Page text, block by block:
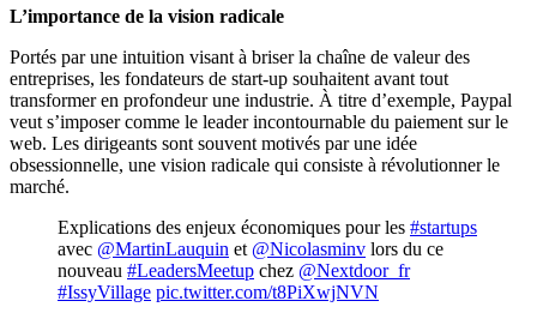
L’importance de la vision radicale
Portés par une intuition visant à briser la chaîne de valeur des
entreprises, les fondateurs de start-up souhaitent avant tout
transformer en profondeur une industrie. À titre d’exemple, Paypal
veut s’imposer comme le leader incontournable du paiement sur le
web. Les dirigeants sont souvent motivés par une idée
obsessionnelle, une vision radicale qui consiste à révolutionner le
marché.
Explications des enjeux économiques pour les #startups
avec @MartinLauquin et @Nicolasminv lors du ce
nouveau #LeadersMeetup chez @Nextdoor_fr
#IssyVillage pic.twitter.com/t8PiXwjNVN